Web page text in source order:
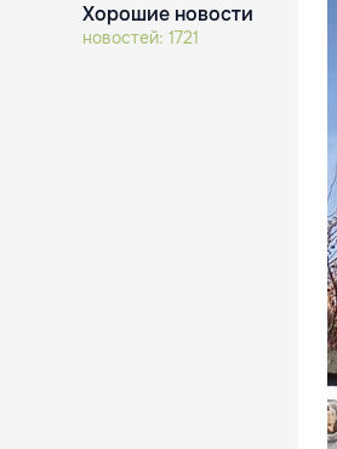
Хорошие новости
новостей: 1721